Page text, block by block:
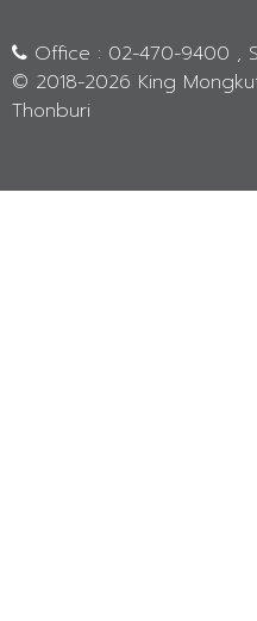
Office : 02-470-9400 ,
© 2018-2026 King
Thonburi